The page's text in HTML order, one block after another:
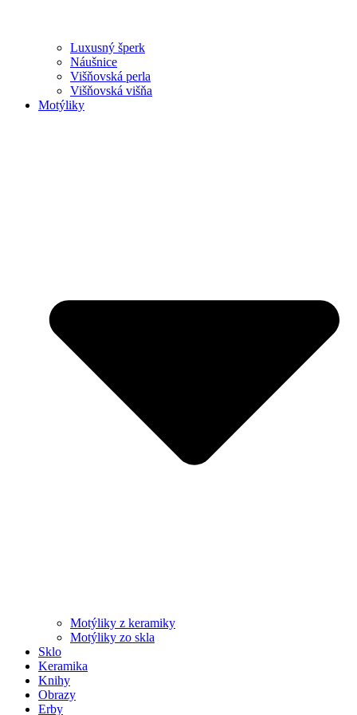
Luxusný šperk
Náušnice
Višňovská perla
Višňovská višňa
Motýliky
Motýliky z keramiky
Motýliky zo skla
Sklo
Keramika
Knihy
Obrazy
Erby